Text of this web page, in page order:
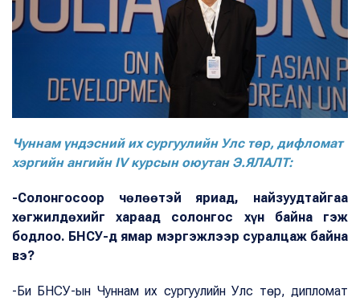
Чуннам үндэсний их сургуулийн Улс төр, дифломат
хэргийн ангийн IV курсын оюутан Э.ЯЛАЛТ:
-Солонгосоор чөлөөтэй яриад, найзуудтайгаа
хөгжилдөхийг хараад солонгос хүн байна гэж
бодлоо. БНСУ-д ямар мэргэжлээр суралцаж байна
вэ?
-Би БНСУ-ын Чуннам их сургуулийн Улс төр, дипломат